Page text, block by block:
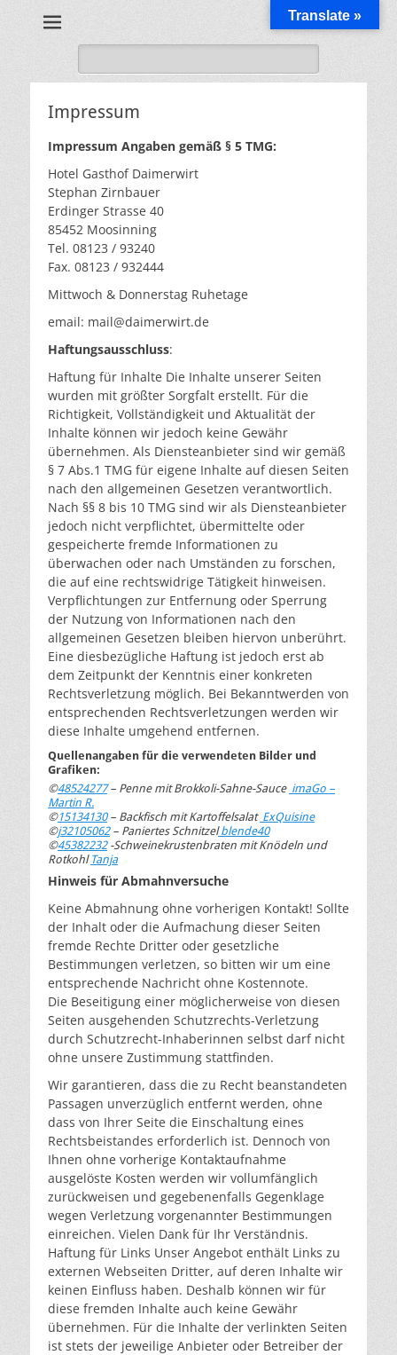
Gasthof und Hotel
Daimerwirt
nach:
Impressum
Impressum Angaben gemäß § 5 TMG:
Hotel Gasthof Daimerwirt
Stephan Zirnbauer
Erdinger Strasse 40
85452 Moosinning
Tel. 08123 / 93240
Fax. 08123 / 932444
Mittwoch & Donnerstag Ruhetage
email: mail@daimerwirt.de
Haftungsausschluss:
Haftung für Inhalte Die Inhalte unserer Seiten
wurden mit größter Sorgfalt erstellt. Für die
Richtigkeit, Vollständigkeit und Aktualität der
Inhalte können wir jedoch keine Gewähr
übernehmen. Als Diensteanbieter sind wir gemäß
§ 7 Abs.1 TMG für eigene Inhalte auf diesen Seiten
nach den allgemeinen Gesetzen verantwortlich.
Nach §§ 8 bis 10 TMG sind wir als Diensteanbieter
jedoch nicht verpflichtet, übermittelte oder
gespeicherte fremde Informationen zu
überwachen oder nach Umständen zu forschen,
die auf eine rechtswidrige Tätigkeit hinweisen.
Verpflichtungen zur Entfernung oder Sperrung
der Nutzung von Informationen nach den
allgemeinen Gesetzen bleiben hiervon unberührt.
Eine diesbezügliche Haftung ist jedoch erst ab
dem Zeitpunkt der Kenntnis einer konkreten
Rechtsverletzung möglich. Bei Bekanntwerden von
entsprechenden Rechtsverletzungen werden wir
diese Inhalte umgehend entfernen.
Quellenangaben für die verwendeten Bilder und
Grafiken:
©48524277– Penne mit Brokkoli-Sahne-Sauce imaGo –
Martin R.
©15134130– Backfisch mit Kartoffelsalat ExQuisine
©j32105062– Paniertes Schnitzelblende40
©45382232-Schweinekrustenbraten mit Knödeln und
Rotkohl Tanja
Hinweis für Abmahnversuche
Keine Abmahnung ohne vorherigen Kontakt! Sollte
der Inhalt oder die Aufmachung dieser Seiten
fremde Rechte Dritter oder gesetzliche
Bestimmungen verletzen, so bitten wir um eine
entsprechende Nachricht ohne Kostennote.
Die Beseitigung einer möglicherweise von diesen
Seiten ausgehenden Schutzrechts-Verletzung
durch Schutzrecht-Inhaberinnen selbst darf nicht
ohne unsere Zustimmung stattfinden.
Wir garantieren, dass die zu Recht beanstandeten
Passagen unverzüglich entfernt werden, ohne
dass von Ihrer Seite die Einschaltung eines
Rechtsbeistandes erforderlich ist. Dennoch von
Ihnen ohne vorherige Kontaktaufnahme
ausgelöste Kosten werden wir vollumfänglich
zurückweisen und gegebenenfalls Gegenklage
wegen Verletzung vorgenannter Bestimmungen
einreichen. Vielen Dank für Ihr Verständnis.
Haftung für Links Unser Angebot enthält Links zu
externen Webseiten Dritter, auf deren Inhalte wir
keinen Einfluss haben. Deshalb können wir für
diese fremden Inhalte auch keine Gewähr
übernehmen. Für die Inhalte der verlinkten Seiten
ist stets der jeweilige Anbieter oder Betreiber der
Translate »